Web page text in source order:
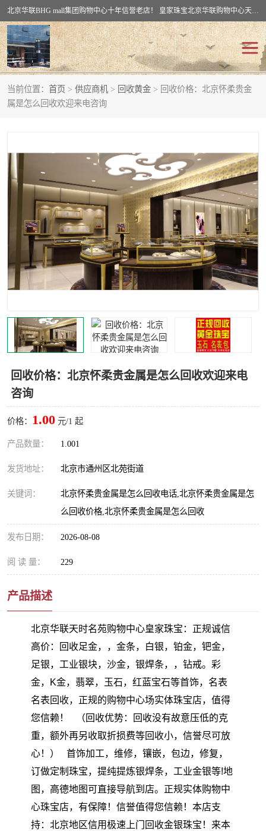
北京华联BHG mall集团购物中心十年信誉老店！ 皇家珠宝北京华联购物中心天时名苑店竭诚欢迎您。 北京市通州区（八通线）通州北苑地铁华联购物中心一层皇家珠宝 北京皇家珠宝通州黄金回收黄金首饰加工店（八通线: 通州北苑地铁华联店）：通州区通州北苑地铁华联购物中心一层皇家珠宝。
当前位置： 首页 > 供应商机 > 回收黄金 > 回收价格：北京怀柔贵金
属是怎么回收欢迎来电咨询
回收价格：北京怀柔贵金属是怎么回收欢迎来电
咨询
价格： 1.00 元/1 起
产品数量： 1.001
发货地址： 北京市通州区北苑街道
关键词：
北京怀柔贵金属是怎么回收电话,北京怀柔贵金属是怎
么回收价格,北京怀柔贵金属是怎么回收
发布日期： 2026-08-08
阅 读 量： 229
产品描述
北京华联天时名苑购物中心皇家珠宝：正规诚信
高价：回收足金，，金条，白银，铂金，钯金，
足银，工业银块，沙金，银焊条，，钻戒。彩
金，K金，翡翠，玉石，红蓝宝石等首饰，名表
名表回收，正规的购物中心场实体珠宝店，值得
您信赖！ （回收优势：回收没有故意压低的克
重，额外再另收取折损费等回收小，信誉尽可放
心！） 首饰加工，维修，镶嵌，包边，修复，
订做定制珠宝，提纯提炼银焊条，工业金银等!地
图，高德地图可直接导航到店。正规实体购物中
心珠宝店，有保障！信誉值得您信赖！本店支
持：北京地区信用极速上门回收金银珠宝！来本
回收黄金
回收翡翠玉石